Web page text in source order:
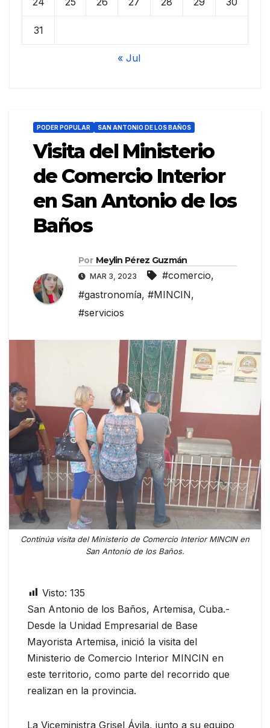
31
« Jul
PODER POPULAR SAN ANTONIO DE LOS BAÑOS
Visita del Ministerio
de Comercio Interior
en San Antonio de los
Baños
Por Meylin Pérez Guzmán
MAR 3, 2023 #comercio,
#gastronomía, #MINCIN,
#servicios
Continúa visita del Ministerio de Comercio Interior MINCIN en
San Antonio de los Baños.
Visto: 135
San Antonio de los Baños, Artemisa, Cuba.-
Desde la Unidad Empresarial de Base
Mayorista Artemisa, inició la visita del
Ministerio de Comercio Interior MINCIN en
este territorio, como parte del recorrido que
realizan en la provincia.
La Viceministra Grisel Ávila, junto a su equipo